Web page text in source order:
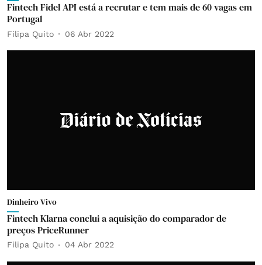
Fintech Fidel API está a recrutar e tem mais de 60 vagas em
Portugal
Filipa Quito 06 Abr 2022
Dinheiro Vivo
Fintech Klarna conclui a aquisição do comparador de
preços PriceRunner
Filipa Quito 04 Abr 2022